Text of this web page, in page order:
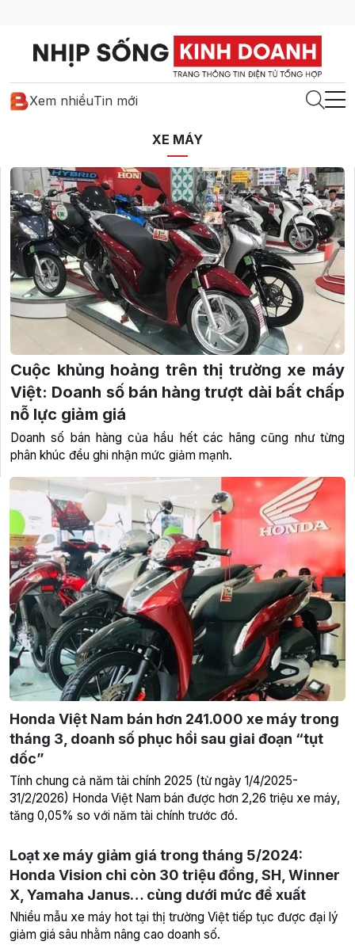
Xem nhiềuTin mới
XE MÁY
Honda Việt Nam bán hơn 241.000 xe máy trong
tháng 3, doanh số phục hồi sau giai đoạn “tụt
dốc”
Tính chung cả năm tài chính 2025 (từ ngày 1/4/2025-
31/2/2026) Honda Việt Nam bán được hơn 2,26 triệu xe máy,
tăng 0,05% so với năm tài chính trước đó.
Cuộc khủng hoảng trên thị trường xe máy
Việt: Doanh số bán hàng trượt dài bất chấp
nỗ lực giảm giá
Doanh số bán hàng của hầu hết các hãng cũng như từng
phân khúc đều ghi nhận mức giảm mạnh.
Loạt xe máy giảm giá trong tháng 5/2024:
Honda Vision chỉ còn 30 triệu đồng, SH, Winner
X, Yamaha Janus… cùng dưới mức đề xuất
Nhiều mẫu xe máy hot tại thị trường Việt tiếp tục được đại lý
giảm giá sâu nhằm nâng cao doanh số.